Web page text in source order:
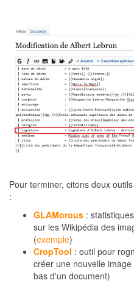
Pour terminer, citons deux
:
GLAMorous :
sur les Wikipédia des
(exemple)
CropTool : outil pour
créer une nouvelle
bas d'un document)